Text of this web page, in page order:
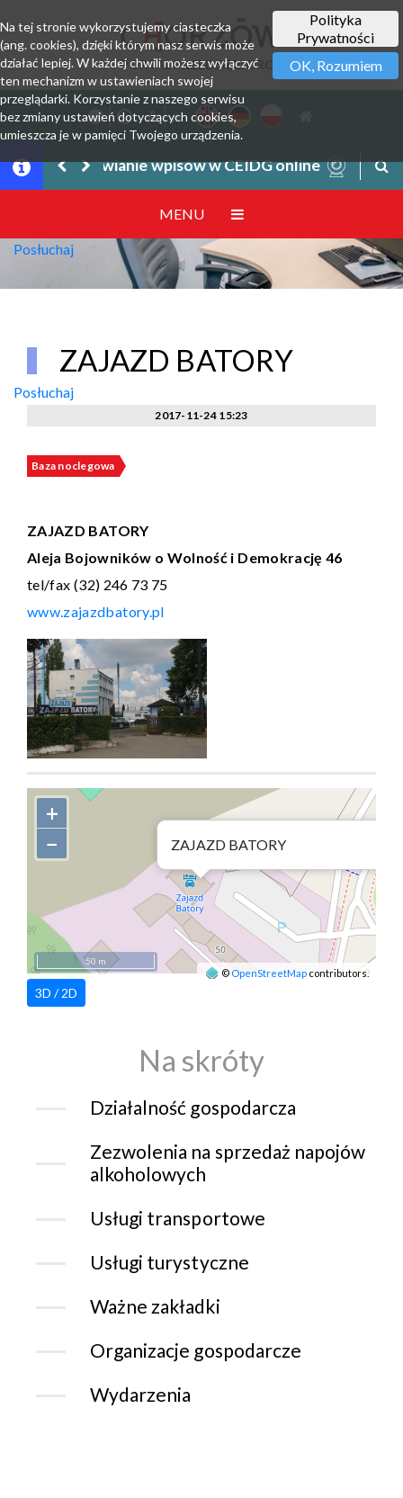
PORTAL PRZEDSIĘBIORCY
Załatwianie wpisów w CEIDG online
MENU
Posłuchaj
ZAJAZD BATORY
Posłuchaj
2017-11-24 15:23
Baza noclegowa
ZAJAZD BATORY
Aleja Bojowników o Wolność i Demokrację 46
tel/fax (32) 246 73 75
www.zajazdbatory.pl
ZAJAZD BATORY
+
−
© OpenStreetMap contributors.
50 m
3D / 2D
Na skróty
Działalność gospodarcza
Zezwolenia na sprzedaż napojów
alkoholowych
Usługi transportowe
Usługi turystyczne
Ważne zakładki
Organizacje gospodarcze
Wydarzenia
Polityka
Prywatności
OK, Rozumiem
Na tej stronie wykorzystujemy ciasteczka
(ang. cookies), dzięki którym nasz serwis może
działać lepiej. W każdej chwili możesz wyłączyć
ten mechanizm w ustawieniach swojej
przeglądarki. Korzystanie z naszego serwisu
bez zmiany ustawień dotyczących cookies,
umieszcza je w pamięci Twojego urządzenia.